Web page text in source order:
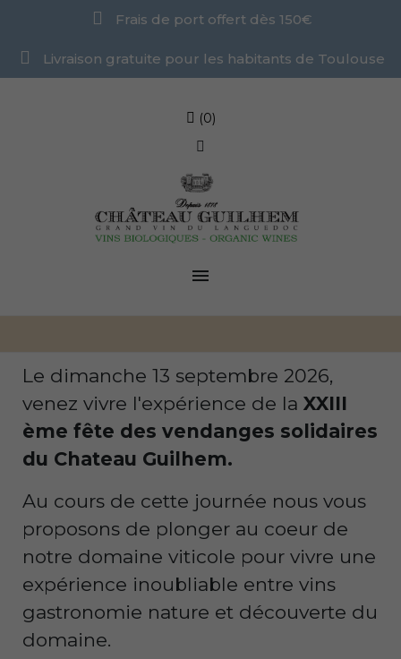
Frais de port offert dès 150€
Livraison gratuite pour les habitants de Toulouse

(0)
Le dimanche 13 septembre 2026,
venez vivre l'expérience de la XXIII
ème fête des vendanges solidaires
du Chateau Guilhem.
Au cours de cette journée nous vous
proposons de plonger au coeur de
notre domaine viticole pour vivre une
expérience inoubliable entre vins
gastronomie nature et découverte du
domaine.